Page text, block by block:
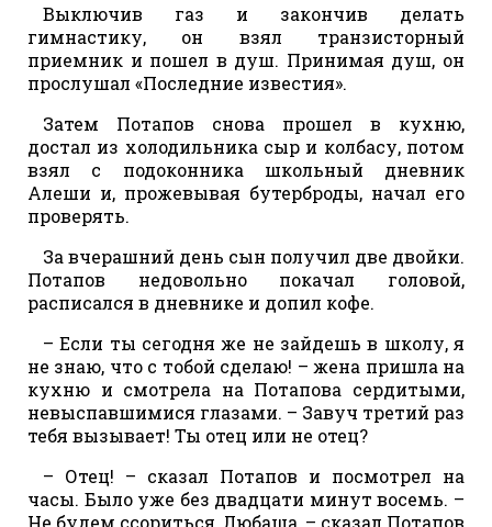
Выключив газ и закончив делать
гимнастику, он взял транзисторный
приемник и пошел в душ. Принимая душ, он
прослушал «Последние известия».
Затем Потапов снова прошел в кухню,
достал из холодильника сыр и колбасу, потом
взял с подоконника школьный дневник
Алеши и, прожевывая бутерброды, начал его
проверять.
За вчерашний день сын получил две двойки.
Потапов недовольно покачал головой,
расписался в дневнике и допил кофе.
– Если ты сегодня же не зайдешь в школу, я
не знаю, что с тобой сделаю! – жена пришла на
кухню и смотрела на Потапова сердитыми,
невыспавшимися глазами. – Завуч третий раз
тебя вызывает! Ты отец или не отец?
– Отец! – сказал Потапов и посмотрел на
часы. Было уже без двадцати минут восемь. –
Не будем ссориться, Любаша, – сказал Потапов